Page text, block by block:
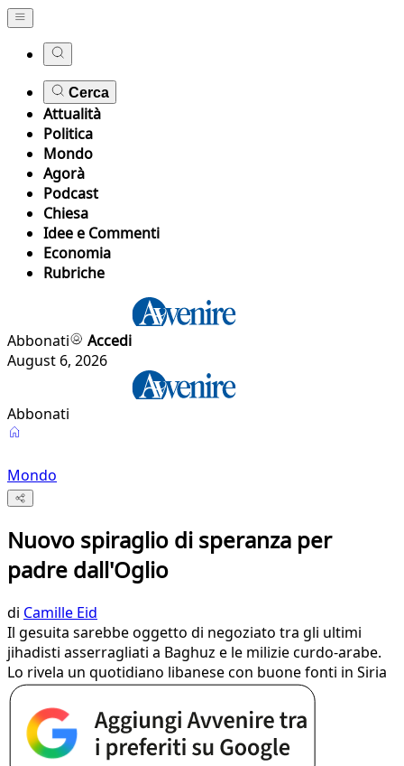
Cerca
Attualità
Politica
Mondo
Agorà
Podcast
Chiesa
Idee e Commenti
Economia
Rubriche
Abbonati
Accedi
August 6, 2026
Abbonati
Mondo
Nuovo spiraglio di speranza per
padre dall'Oglio
di Camille Eid
Il gesuita sarebbe oggetto di negoziato tra gli ultimi
jihadisti asserragliati a Baghuz e le milizie curdo-arabe.
Lo rivela un quotidiano libanese con buone fonti in Siria